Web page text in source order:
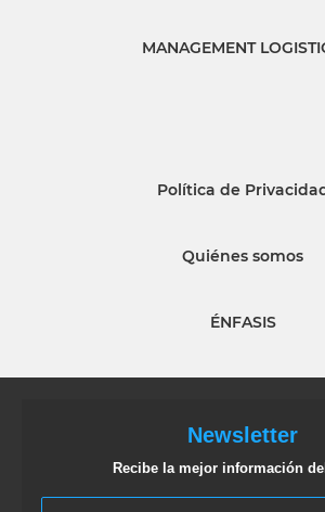
MANAGEMENT
Política de
Quiénes somos
ÉNFASIS
Newsletter
Recibe la mejor información